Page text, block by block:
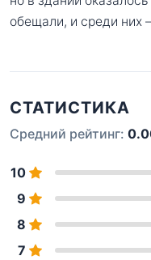
обещали, и среди
СТАТИСТИКА
Средний рейтинг:
10
9
8
7